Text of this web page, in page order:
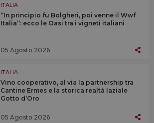
ITALIA
“In principio fu Bolgheri, poi venne il Wwf
Italia”: ecco le Oasi tra i vigneti italiani
05 Agosto 2026
ITALIA
Vino cooperativo, al via la partnership tra
Cantine Ermes e la storica realtà laziale
Gotto d’Oro
05 Agosto 2026